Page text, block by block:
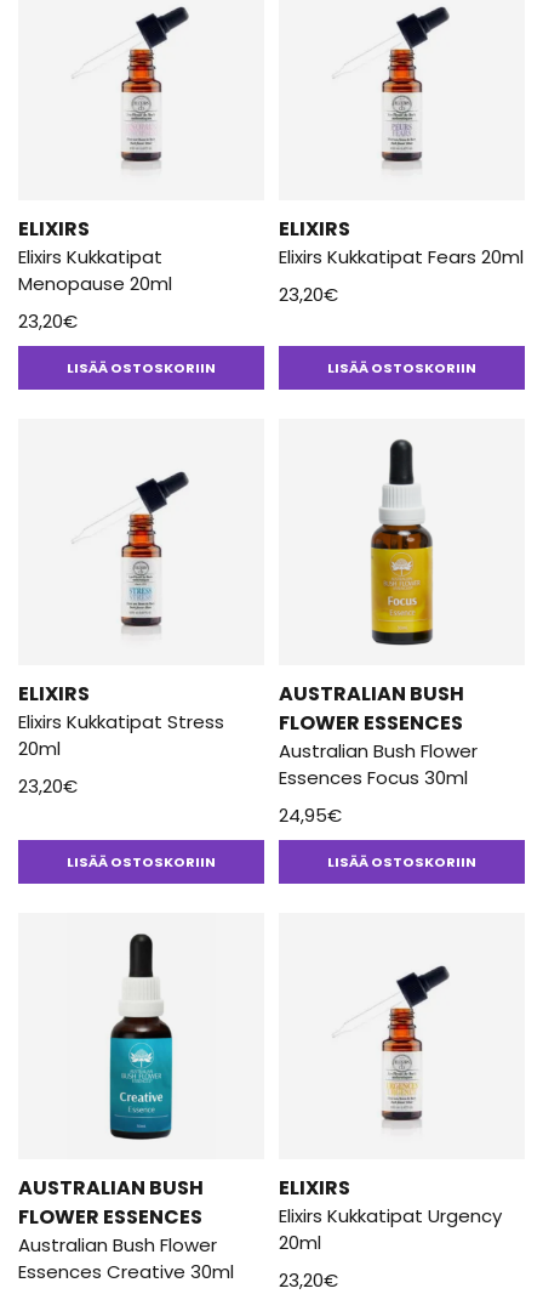
ELIXIRS
Elixirs Kukkatipat
Menopause 20ml
23,20€
LISÄÄ OSTOSKORIIN
ELIXIRS
Elixirs Kukkatipat Fears 20ml
23,20€
LISÄÄ OSTOSKORIIN
ELIXIRS
Elixirs Kukkatipat Stress
20ml
23,20€
LISÄÄ OSTOSKORIIN
AUSTRALIAN BUSH
FLOWER ESSENCES
Australian Bush Flower
Essences Focus 30ml
24,95€
LISÄÄ OSTOSKORIIN
AUSTRALIAN BUSH
FLOWER ESSENCES
Australian Bush Flower
Essences Creative 30ml
ELIXIRS
Elixirs Kukkatipat Urgency
20ml
23,20€